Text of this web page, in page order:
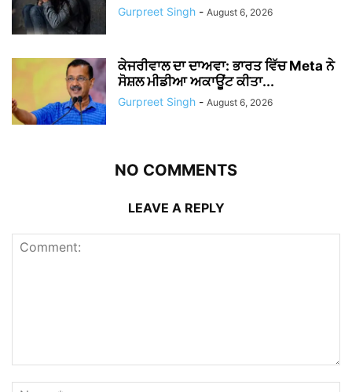
Gurpreet Singh - August 6, 2026
ਕੇਜਰੀਵਾਲ ਦਾ ਦਾਅਵਾ: ਭਾਰਤ ਵਿੱਚ Meta ਨੇ
ਸੋਸ਼ਲ ਮੀਡੀਆ ਅਕਾਊਂਟ ਕੀਤਾ...
Gurpreet Singh - August 6, 2026
NO COMMENTS
LEAVE A REPLY